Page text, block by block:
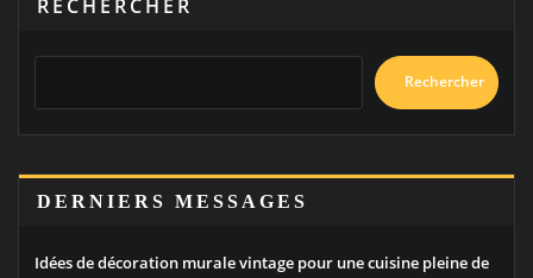
RECHERCHER
Rechercher
DERNIERS MESSAGES
Idées de décoration murale vintage pour une cuisine pleine de